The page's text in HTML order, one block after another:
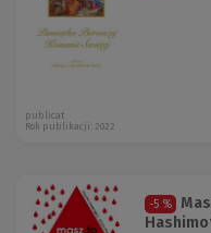
publicat
Rok publikacji: 2022
-5 %